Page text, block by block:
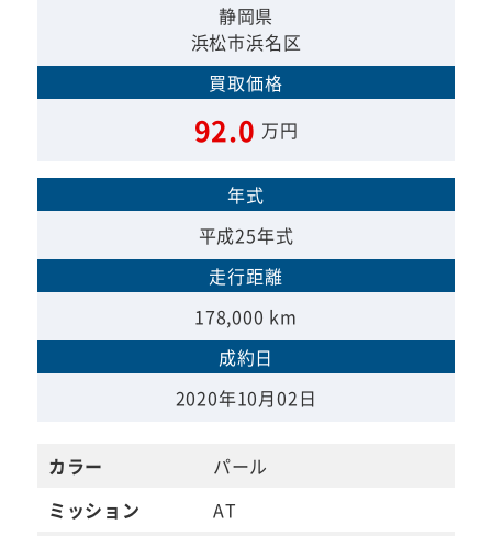
静岡県
浜松市浜名区
買取価格
92.0 万円
年式
平成25年式
走行距離
178,000 km
成約日
2020年10月02日
カラー
パール
ミッション
AT